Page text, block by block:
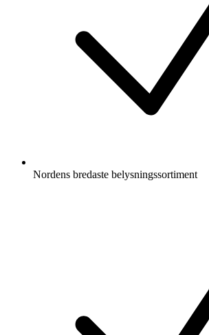
Nordens bredaste belysningssortiment